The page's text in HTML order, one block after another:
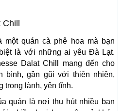
một quán cà phê hoa mà bạn
là với những ai yêu Đà Lạt.
Dalat Chill mang đến cho
bình, gần gũi với thiên nhiên,
trong lành, yên tĩnh.
quán là nơi thu hút nhiều bạn